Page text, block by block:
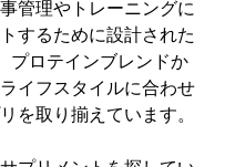
管理やトレーニングに
するために設計された
プロテインブレンドか
イフスタイルに合わせ
を取り揃えています。